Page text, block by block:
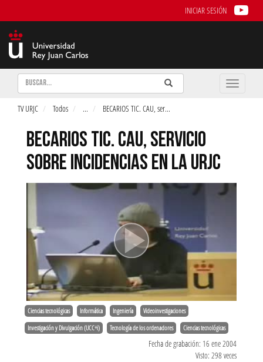
INICIAR SESIÓN
Buscar Enviar
Buscar
Toggle
TV URJC Todos ... BECARIOS TIC. CAU, ser...
BECARIOS TIC. CAU, SERVICIO
SOBRE INCIDENCIAS EN LA URJC
Ciencias tecnológicas Informática Ingeniería Videoinvestigaciones
Investigación y Divulgación (UCC+i) Tecnología de los ordenadores Ciencias tecnológicas
Fecha de grabación: 16 ene 2004
Visto: 298 veces